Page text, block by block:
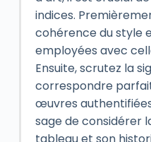
indices.
cohérence du style
employées avec
Ensuite, scrutez la
correspondre
œuvres
sage de considérer